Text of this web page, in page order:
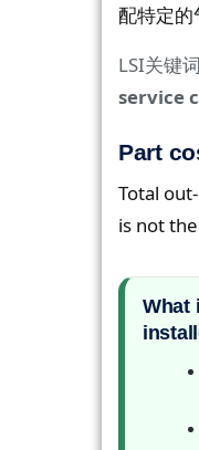
配特定
LSI关键
service
Part
Total
is not
What